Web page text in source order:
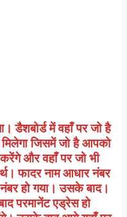
डैशबोर्ड में वहाँ पर जो है
जिसमें जो है आपको
और वहाँ पर जो भी
फादर नाम आधार नंबर
हो गया। उसके बाद।
परमानेंट एड्रेस हो